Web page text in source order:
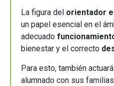
La figura del orientador
un papel esencial en el
adecuado
bienestar y el correcto
Para esto, también
alumnado con sus